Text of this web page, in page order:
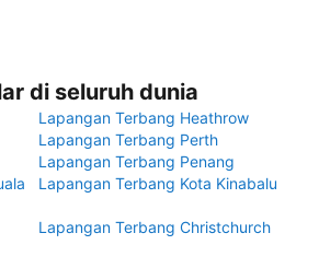
di seluruh dunia
Lapangan Terbang Heathrow
Lapangan Terbang Perth
Lapangan Terbang Penang
Lapangan Terbang Kota Kinabalu
Lapangan Terbang Christchurch